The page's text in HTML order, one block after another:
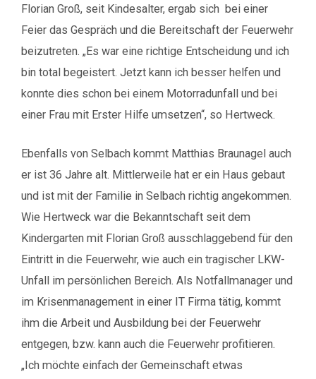
Florian Groß, seit Kindesalter, ergab sich bei einer
Feier das Gespräch und die Bereitschaft der Feuerwehr
beizutreten. „Es war eine richtige Entscheidung und ich
bin total begeistert. Jetzt kann ich besser helfen und
konnte dies schon bei einem Motorradunfall und bei
einer Frau mit Erster Hilfe umsetzen“, so Hertweck.
Ebenfalls von Selbach kommt Matthias Braunagel auch
er ist 36 Jahre alt. Mittlerweile hat er ein Haus gebaut
und ist mit der Familie in Selbach richtig angekommen.
Wie Hertweck war die Bekanntschaft seit dem
Kindergarten mit Florian Groß ausschlaggebend für den
Eintritt in die Feuerwehr, wie auch ein tragischer LKW-
Unfall im persönlichen Bereich. Als Notfallmanager und
im Krisenmanagement in einer IT Firma tätig, kommt
ihm die Arbeit und Ausbildung bei der Feuerwehr
entgegen, bzw. kann auch die Feuerwehr profitieren.
„Ich möchte einfach der Gemeinschaft etwas